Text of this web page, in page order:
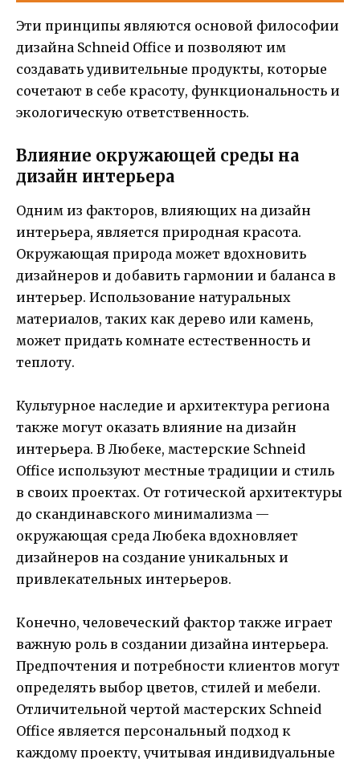
Эти принципы являются основой философии
дизайна Schneid Office и позволяют им
создавать удивительные продукты, которые
сочетают в себе красоту, функциональность и
экологическую ответственность.
Влияние окружающей среды на
дизайн интерьера
Одним из факторов, влияющих на дизайн
интерьера, является природная красота.
Окружающая природа может вдохновить
дизайнеров и добавить гармонии и баланса в
интерьер. Использование натуральных
материалов, таких как дерево или камень,
может придать комнате естественность и
теплоту.
Культурное наследие и архитектура региона
также могут оказать влияние на дизайн
интерьера. В Любеке, мастерские Schneid
Office используют местные традиции и стиль
в своих проектах. От готической архитектуры
до скандинавского минимализма —
окружающая среда Любека вдохновляет
дизайнеров на создание уникальных и
привлекательных интерьеров.
Конечно, человеческий фактор также играет
важную роль в создании дизайна интерьера.
Предпочтения и потребности клиентов могут
определять выбор цветов, стилей и мебели.
Отличительной чертой мастерских Schneid
Office является персональный подход к
каждому проекту, учитывая индивидуальные